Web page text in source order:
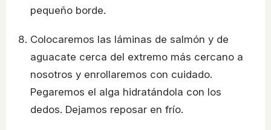
pequeño borde.
Colocaremos las láminas de salmón y de
aguacate cerca del extremo más cercano a
nosotros y enrollaremos con cuidado.
Pegaremos el alga hidratándola con los
dedos. Dejamos reposar en frío.